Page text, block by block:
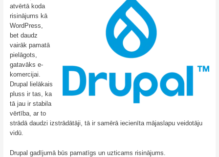
atvērtā koda
risinājums kā
WordPress,
bet daudz
vairāk pamatā
pielāgots,
gatavāks e-
komercijai.
Drupal lielākais
pluss ir tas, ka
tā jau ir stabila
vērtība, ar to
strādā daudzi izstrādātāji, tā ir samērā iecienīta mājaslapu veidotāju
vidū.
Drupal gadījumā būs pamatīgs un uzticams risinājums.